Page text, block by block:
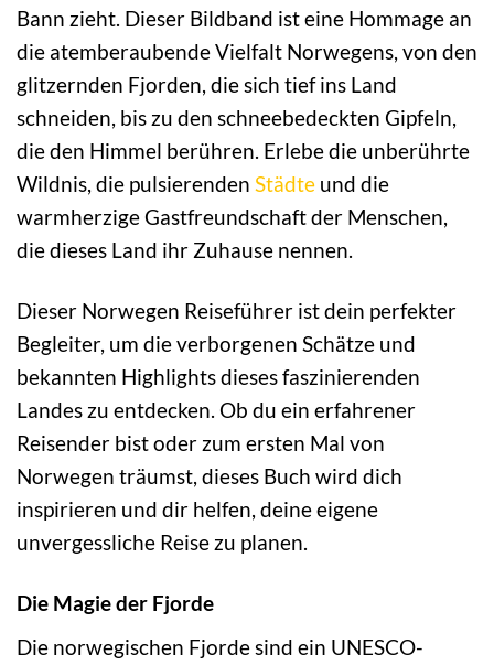
Bann zieht. Dieser Bildband ist eine Hommage an
die atemberaubende Vielfalt Norwegens, von den
glitzernden Fjorden, die sich tief ins Land
schneiden, bis zu den schneebedeckten Gipfeln,
die den Himmel berühren. Erlebe die unberührte
Wildnis, die pulsierenden Städte und die
warmherzige Gastfreundschaft der Menschen,
die dieses Land ihr Zuhause nennen.
Dieser Norwegen Reiseführer ist dein perfekter
Begleiter, um die verborgenen Schätze und
bekannten Highlights dieses faszinierenden
Landes zu entdecken. Ob du ein erfahrener
Reisender bist oder zum ersten Mal von
Norwegen träumst, dieses Buch wird dich
inspirieren und dir helfen, deine eigene
unvergessliche Reise zu planen.
Die Magie der Fjorde
Die norwegischen Fjorde sind ein UNESCO-